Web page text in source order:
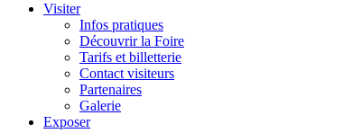
Visiter
Infos pratiques
Découvrir la Foire
Tarifs et billetterie
Contact visiteurs
Partenaires
Galerie
Exposer